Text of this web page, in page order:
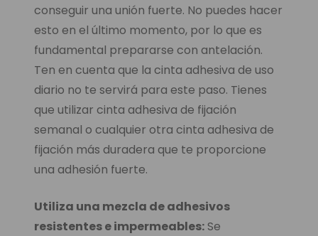
conseguir una unión fuerte. No puedes hacer
esto en el último momento, por lo que es
fundamental prepararse con antelación.
Ten en cuenta que la cinta adhesiva de uso
diario no te servirá para este paso. Tienes
que utilizar cinta adhesiva de fijación
semanal o cualquier otra cinta adhesiva de
fijación más duradera que te proporcione
una adhesión fuerte.
Utiliza una mezcla de adhesivos
resistentes e impermeables: Se